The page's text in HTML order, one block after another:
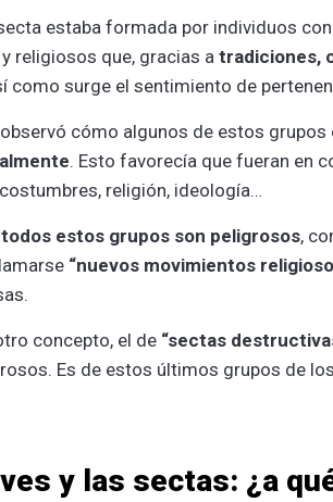
estaba formada por individuos
religiosos que, gracias a tradiciones,
como surge el sentimiento de
cómo algunos de estos grupos
. Esto favorecía que fueran en
religión, ideología…
estos grupos son peligrosos,
“nuevos movimientos
concepto, el de “sectas
Es de estos últimos grupos de
y las sectas: ¿a